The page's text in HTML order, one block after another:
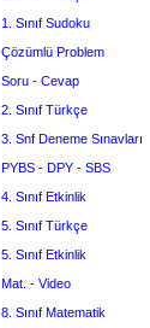
1. Sınıf Sudoku
Çözümlü Problem
Soru - Cevap
2. Sınıf Türkçe
3. Snf Deneme Sınavları
PYBS - DPY - SBS
4. Sınıf Etkinlik
5. Sınıf Türkçe
5. Sınıf Etkinlik
Mat. - Video
8. Sınıf Matematik